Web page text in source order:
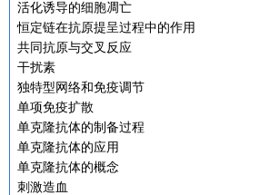
活化诱导的细胞凋亡
恒定链在抗原提呈过程中的作用
共同抗原与交叉反应
干扰素
独特型网络和免疫调节
单项免疫扩散
单克隆抗体的制备过程
单克隆抗体的应用
单克隆抗体的概念
刺激造血